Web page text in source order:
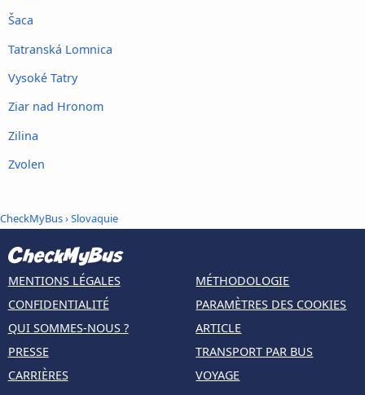
Šaca
Tatranská Lomnica
Vysoké Tatry
Ziar nad Hronom
Zilina
Zvolen
CheckMyBus› Slovaquie
MENTIONS LÉGALES
CONFIDENTIALITÉ
QUI SOMMES-NOUS ?
PRESSE
CARRIÈRES
MÉTHODOLOGIE
PARAMÈTRES DES COOKIES
ARTICLE
TRANSPORT PAR BUS
VOYAGE